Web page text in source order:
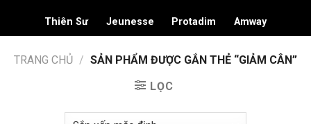
Thiên Sư Jeunesse Protadim Amway
TRANG CHỦ / SẢN PHẨM ĐƯỢC GẮN THẺ “GIẢM CÂN”
LỌC